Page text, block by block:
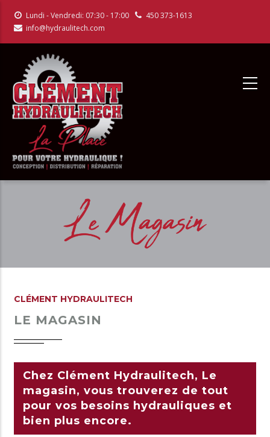
Lundi - Vendredi: 07:30 - 17:00
450 373-1613
info@hydraulitech.com
CLÉMENT HYDRAULITECH
LE MAGASIN
Chez Clément Hydraulitech, Le
magasin, vous trouverez de tout
pour vos besoins hydrauliques et
bien plus encore.